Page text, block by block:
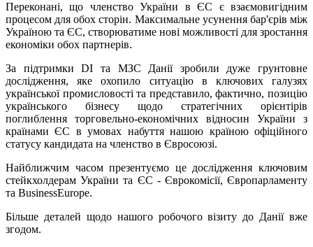
Переконані, що членство України в ЄС є взаємовигідним
процесом для обох сторін. Максимальне усунення бар'єрів між
Україною та ЄС, створюватиме нові можливості для зростання
економіки обох партнерів.
За підтримки DI та МЗС Данії зробили дуже грунтовне
дослідження, яке охопило ситуацію в ключових галузях
української промисловості та представило, фактично, позицію
українського бізнесу щодо стратегічних орієнтірів
поглиблення торговельно-економічних відносин України з
країнами ЄС в умовах набуття нашою країною офіційного
статусу кандидата на членство в Євросоюзі.
Найближчим часом презентуємо це дослідження ключовим
стейкхолдерам України та ЄС - Єврокомісії, Європарламенту
та BusinessEurope.
Більше деталей щодо нашого робочого візиту до Данії вже
згодом.